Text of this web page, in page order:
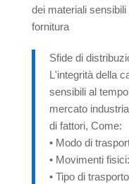
dei materiali
fornitura
Sfide di
L'integrità della
sensibili al
mercato
di fattori, Come:
• Modo di
• Movimenti
• Tipo di